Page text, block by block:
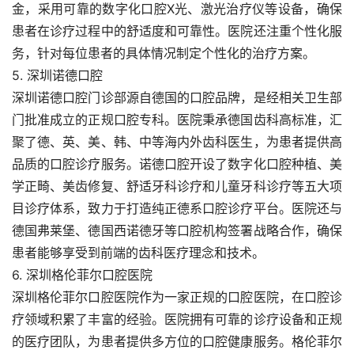
金，采用可靠的数字化口腔X光、激光治疗仪等设备，确保
患者在诊疗过程中的舒适度和可靠性。医院还注重个性化服
务，针对每位患者的具体情况制定个性化的治疗方案。
5. 深圳诺德口腔
深圳诺德口腔门诊部源自德国的口腔品牌，是经相关卫生部
门批准成立的正规口腔专科。医院秉承德国齿科高标准，汇
聚了德、英、美、韩、中等海内外齿科医生，为患者提供高
品质的口腔诊疗服务。诺德口腔开设了数字化口腔种植、美
学正畸、美齿修复、舒适牙科诊疗和儿童牙科诊疗等五大项
目诊疗体系，致力于打造纯正德系口腔诊疗平台。医院还与
德国弗莱堡、德国西诺德牙等口腔机构签署战略合作，确保
患者能够享受到前端的齿科医疗理念和技术。
6. 深圳格伦菲尔口腔医院
深圳格伦菲尔口腔医院作为一家正规的口腔医院，在口腔诊
疗领域积累了丰富的经验。医院拥有可靠的诊疗设备和正规
的医疗团队，为患者提供多方位的口腔健康服务。格伦菲尔